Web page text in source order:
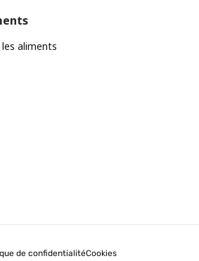
les aliments
de confidentialitéCookies